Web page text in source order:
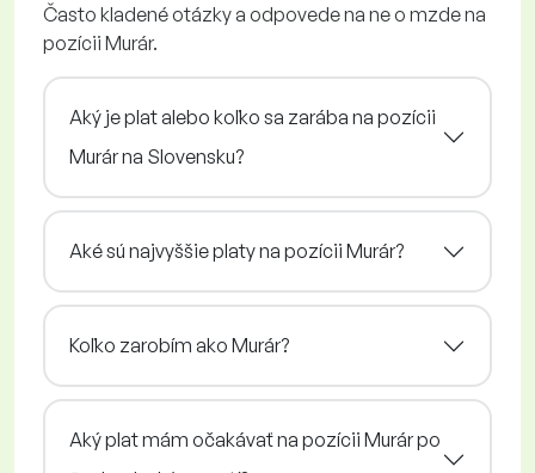
Často kladené otázky a odpovede na ne o mzde na
pozícii Murár.
Aký je plat alebo koľko sa zarába na pozícii
Murár na Slovensku?
Aké sú najvyššie platy na pozícii Murár?
Koľko zarobím ako Murár?
Aký plat mám očakávať na pozícii Murár po